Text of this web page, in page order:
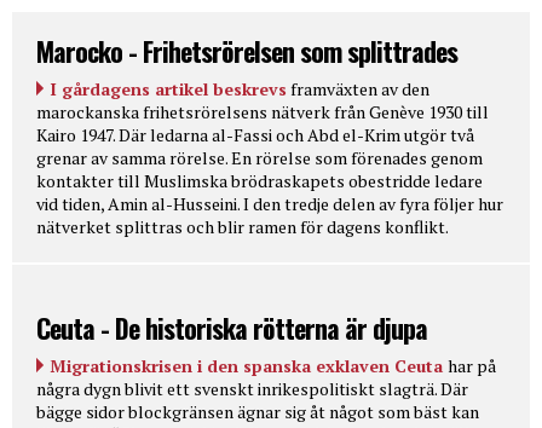
Marocko - Frihetsrörelsen som splittrades
I gårdagens artikel beskrevs framväxten av den
marockanska frihetsrörelsens nätverk från Genève 1930 till
Kairo 1947. Där ledarna al-Fassi och Abd el-Krim utgör två
grenar av samma rörelse. En rörelse som förenades genom
kontakter till Muslimska brödraskapets obestridde ledare
vid tiden, Amin al-Husseini. I den tredje delen av fyra följer hur
nätverket splittras och blir ramen för dagens konflikt.
Ceuta - De historiska rötterna är djupa
Migrationskrisen i den spanska exklaven Ceuta har på
några dygn blivit ett svenskt inrikespolitiskt slagträ. Där
bägge sidor blockgränsen ägnar sig åt något som bäst kan